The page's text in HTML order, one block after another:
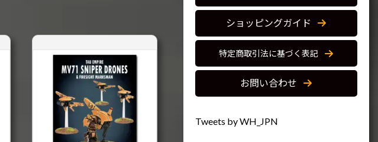
ショッピングガイド
特定商取引法に基づく表記
お問い合わせ
Tweets by WH_JPN